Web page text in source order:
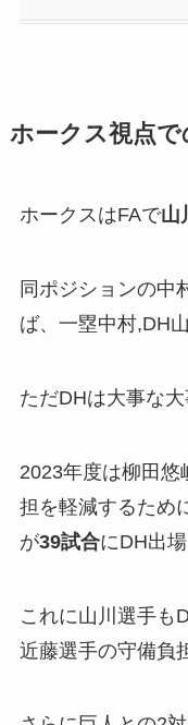
ホークス視点で
ホークスはFAで山
同ポジションの中
ば、一塁中村,DH
ただDHは大事な大
2023年度は柳田悠
担を軽減するため
が39試合にDH出場
これに山川選手も
近藤選手の守備負